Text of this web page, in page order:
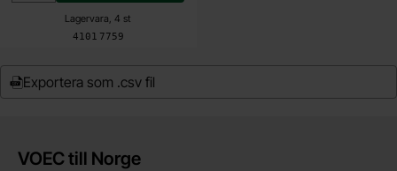
Art. nr
4101 7759
Lagervara, 4 st
Exportera som .csv fil
Kort allmän information
VOEC till Norge